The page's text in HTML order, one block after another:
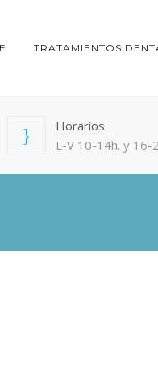
TRATAMIENTOS
Horarios
L-V 10-14h. y 16-